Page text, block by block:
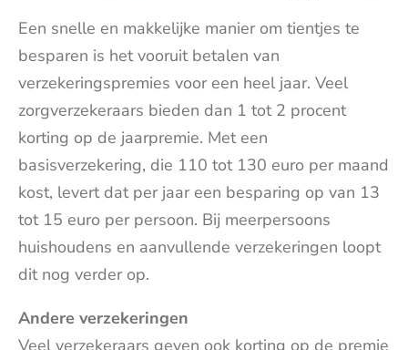
Een snelle en makkelijke manier om tientjes te
besparen is het vooruit betalen van
verzekeringspremies voor een heel jaar. Veel
zorgverzekeraars bieden dan 1 tot 2 procent
korting op de jaarpremie. Met een
basisverzekering, die 110 tot 130 euro per maand
kost, levert dat per jaar een besparing op van 13
tot 15 euro per persoon. Bij meerpersoons
huishoudens en aanvullende verzekeringen loopt
dit nog verder op.
Andere verzekeringen
Veel verzekeraars geven ook korting op de premie